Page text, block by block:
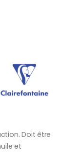
Doit être
et